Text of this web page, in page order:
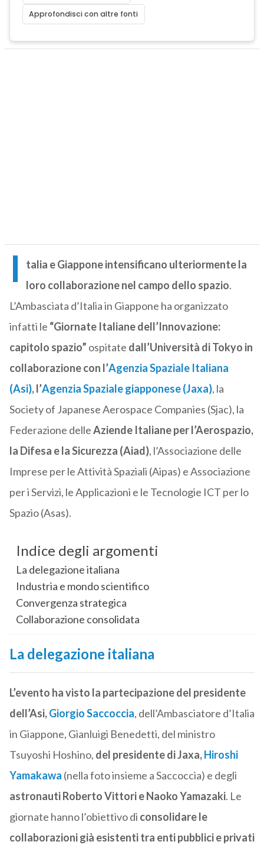
Approfondisci con altre fonti
I
talia e Giappone intensificano ulteriormente la
loro collaborazione nel campo dello spazio.
L’Ambasciata d’Italia in Giappone ha organizzato
infatti le “Giornate Italiane dell’Innovazione:
capitolo spazio” ospitate dall’Università di Tokyo in
collaborazione con l’Agenzia Spaziale Italiana
(Asi), l’Agenzia Spaziale giapponese (Jaxa), la
Society of Japanese Aerospace Companies (Sjac), la
Federazione delleAziende Italiane per l’Aerospazio,
la Difesa e la Sicurezza (Aiad), l’Associazione delle
Imprese per le Attività Spaziali (Aipas) e Associazione
per i Servizi, le Applicazioni e le Tecnologie ICT per lo
Spazio (Asas).
Indice degli argomenti
La delegazione italiana
Industria e mondo scientifico
Convergenza strategica
Collaborazione consolidata
La delegazione italiana
L’evento ha visto la partecipazione del presidente
dell’Asi,Giorgio Saccoccia, dell’Ambasciatore d’Italia
in Giappone, Gianluigi Benedetti, del ministro
Tsuyoshi Hoshino, del presidente di Jaxa,Hiroshi
Yamakawa (nella foto insieme a Saccoccia) e degli
astronauti Roberto Vittori e Naoko Yamazaki. Le
giornate hanno l’obiettivo di consolidare le
collaborazioni già esistenti tra enti pubblici e privati